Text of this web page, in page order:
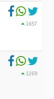
1657
1269